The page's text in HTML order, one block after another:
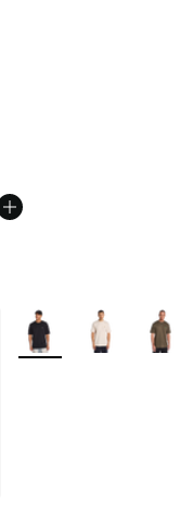
von € 54,99 auf €
Weitere Farben